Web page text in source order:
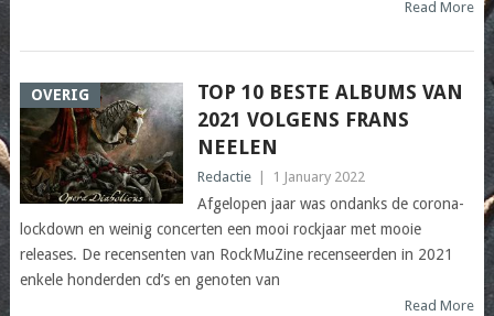
Read More
OVERIG
TOP 10 BESTE ALBUMS VAN
2021 VOLGENS FRANS
NEELEN
Redactie 1 January 2022
Afgelopen jaar was ondanks de corona-
lockdown en weinig concerten een mooi rockjaar met mooie
releases. De recensenten van RockMuZine recenseerden in 2021
enkele honderden cd’s en genoten van
Read More